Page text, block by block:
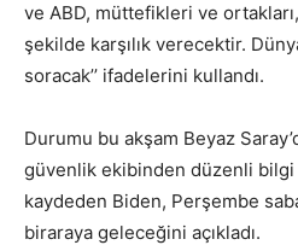
ve ABD, müttefikleri ve
şekilde karşılık verecektir.
soracak’’ ifadelerini kullandı.
Durumu bu akşam Beyaz
güvenlik ekibinden düzenli bilgi
kaydeden Biden, Perşembe
biraraya geleceğini açıkladı.